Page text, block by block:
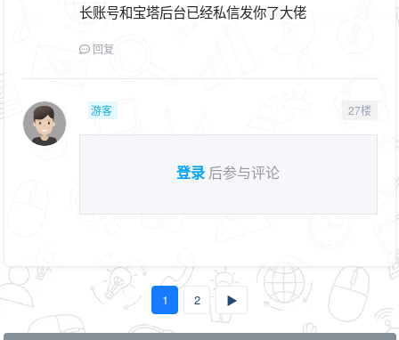
长账号和宝塔后台已经私信发你了大佬
回复
游客 27楼
登录 后参与评论
1 2 ▶